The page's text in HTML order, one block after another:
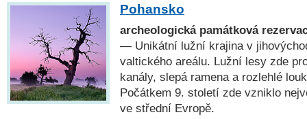
Pohansko
archeologická památková
— Unikátní lužní krajina v
valtického areálu. Lužní lesy zde
kanály, slepá ramena a rozlehlé
Počátkem 9. století zde vzniklo
ve střední Evropě.